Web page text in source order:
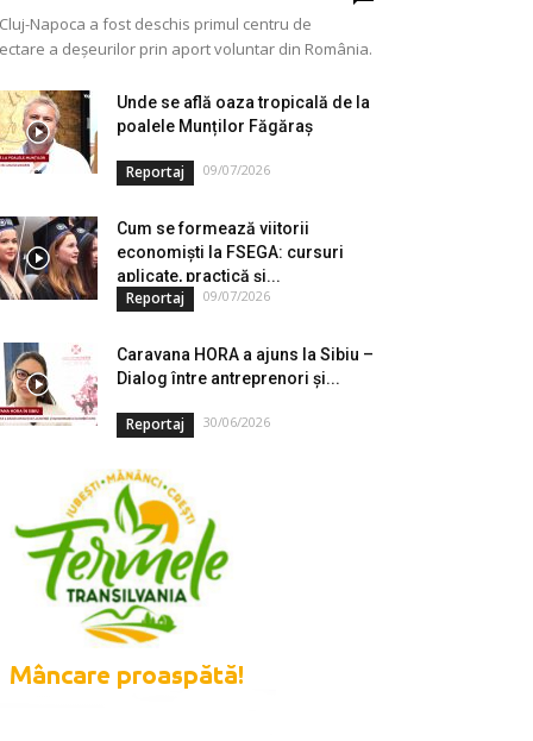
Napoca a fost deschis primul centru de
a deșeurilor prin aport voluntar din România.
Unde se află oaza tropicală de la
poalele Munților Făgăraș
Reportaj 09/07/2026
Cum se formează viitorii
economiști la FSEGA: cursuri
aplicate, practică și...
Reportaj 09/07/2026
Caravana HORA a ajuns la Sibiu –
Dialog între antreprenori și...
Reportaj 30/06/2026